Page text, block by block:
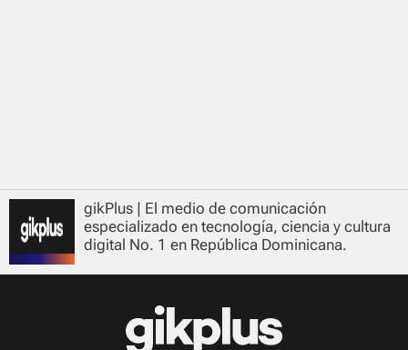
gikPlus | El medio de comunicación
especializado en tecnología, ciencia y cultura
digital No. 1 en República Dominicana.